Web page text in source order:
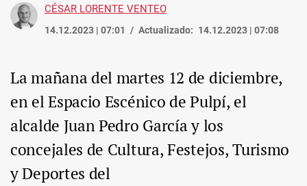
CÉSAR LORENTE VENTEO
14.12.2023 | 07:01 Actualizado: 14.12.2023 | 07:08
La mañana del martes 12 de diciembre,
en el Espacio Escénico de Pulpí, el
alcalde Juan Pedro García y los
concejales de Cultura, Festejos, Turismo
y Deportes del